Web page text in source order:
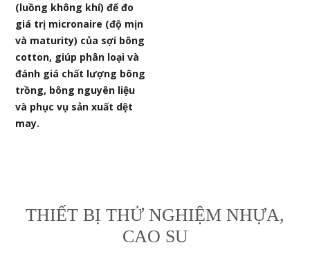
(luồng không khí) để đo
giá trị micronaire (độ mịn
và maturity) của sợi bông
cotton, giúp phân loại và
đánh giá chất lượng bông
trồng, bông nguyên liệu
và phục vụ sản xuất dệt
may.
THIẾT BỊ THỬ NGHIỆM NHỰA,
CAO SU